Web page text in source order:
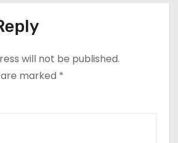
will not be published.
marked *